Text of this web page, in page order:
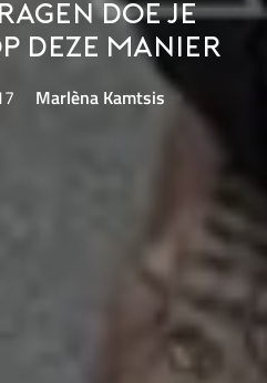
doe je
deze manier
Marlèna Kamtsis